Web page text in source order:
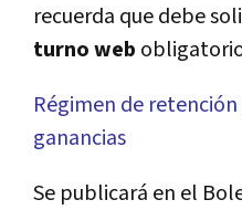
recuerda que debe
turno web
Régimen de
ganancias
Se publicará en el